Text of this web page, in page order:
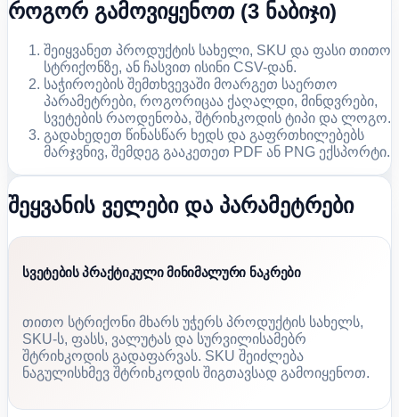
როგორ გამოვიყენოთ (3 ნაბიჯი)
შეიყვანეთ პროდუქტის სახელი, SKU და ფასი თითო
სტრიქონზე, ან ჩასვით ისინი CSV-დან.
საჭიროების შემთხვევაში მოარგეთ საერთო
პარამეტრები, როგორიცაა ქაღალდი, მინდვრები,
სვეტების რაოდენობა, შტრიხკოდის ტიპი და ლოგო.
გადახედეთ წინასწარ ხედს და გაფრთხილებებს
მარჯვნივ, შემდეგ გააკეთეთ PDF ან PNG ექსპორტი.
შეყვანის ველები და პარამეტრები
სვეტების პრაქტიკული მინიმალური ნაკრები
თითო სტრიქონი მხარს უჭერს პროდუქტის სახელს,
SKU-ს, ფასს, ვალუტას და სურვილისამებრ
შტრიხკოდის გადაფარვას. SKU შეიძლება
ნაგულისხმევ შტრიხკოდის შიგთავსად გამოიყენოთ.